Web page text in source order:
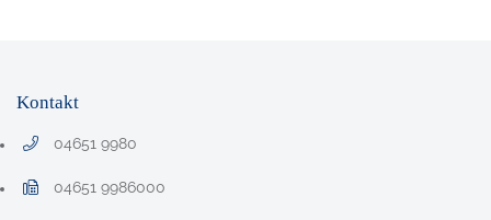
Kontakt
04651 9980
Telefonnummer: 0 4 6 5 1 9 9 8 0
04651 9986000
Faxnummer: 0 4 6 5 1 9 9 8 6 0 0 0